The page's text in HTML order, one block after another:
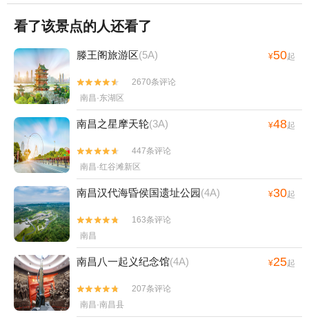
看了该景点的人还看了
滕王阁旅游区(5A) ¥50起


2670条评论
南昌·东湖区
南昌之星摩天轮(3A) ¥48起


447条评论
南昌·红谷滩新区
南昌汉代海昏侯国遗址公园(4A) ¥30起


163条评论
南昌
南昌八一起义纪念馆(4A) ¥25起


207条评论
南昌·南昌县